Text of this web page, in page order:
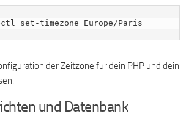
set-timezone Europe/Paris
der Zeitzone für dein PHP und dein
und Datenbank